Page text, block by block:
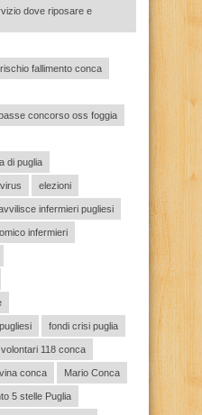
dove riposare e
fallimento conca
concorso oss foggia
di puglia
elezioni
infermieri pugliesi
infermieri
fondi crisi puglia
118 conca
conca Mario Conca
5 stelle Puglia